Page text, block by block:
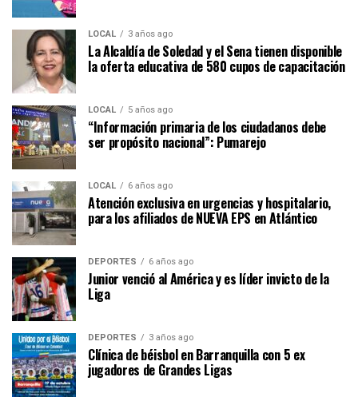
LOCAL 3 años ago
La Alcaldía de Soledad y el Sena tienen disponible
la oferta educativa de 580 cupos de capacitación
LOCAL 5 años ago
“Información primaria de los ciudadanos debe
ser propósito nacional”: Pumarejo
LOCAL 6 años ago
Atención exclusiva en urgencias y hospitalario,
para los afiliados de NUEVA EPS en Atlántico
DEPORTES 6 años ago
Junior venció al América y es líder invicto de la
Liga
DEPORTES 3 años ago
Clínica de béisbol en Barranquilla con 5 ex
jugadores de Grandes Ligas